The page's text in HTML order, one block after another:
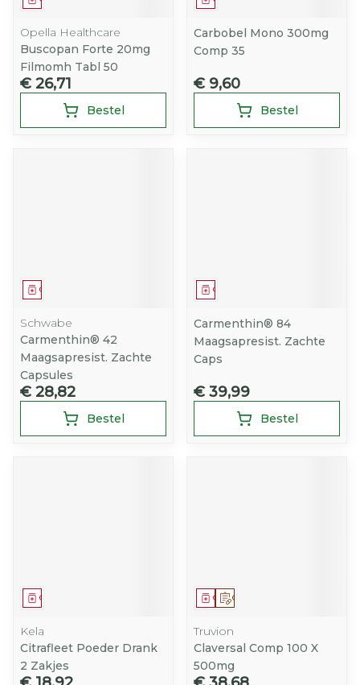
Opella Healthcare
Buscopan Forte 20mg
Filmomh Tabl 50
€ 26,71
Bestel
Carbobel Mono 300mg
Comp 35
€ 9,60
Bestel
Geneesmiddel
Schwabe
Carmenthin® 42
Maagsapresist. Zachte
Capsules
€ 28,82
Bestel
Geneesmiddel
Carmenthin® 84
Maagsapresist. Zachte
Caps
€ 39,99
Bestel
Geneesmiddel
Kela
Citrafleet Poeder Drank
2 Zakjes
Op voorschrift
Geneesmiddel
Truvion
Claversal Comp 100 X
500mg